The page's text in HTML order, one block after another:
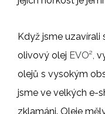
Když jsme uzavírali
olivový olej EVO²,
olejů s vysokým
jsme ve velkých e-
zklamáni. Oleje